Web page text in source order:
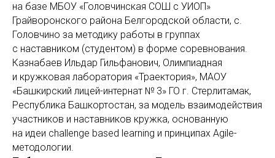
на базе МБОУ «Головчинская СОШ с УИОП»
Грайворонского района Белгородской области, с.
Головчино за методику работы в группах
с наставником (студентом) в форме соревнования.
Казнабаев Ильдар Гильфанович, Олимпиадная
и кружковая лаборатория «Траектория», МАОУ
«Башкирский лицей-интернат № 3» ГО г. Стерлитамак,
Республика Башкортостан, за модель взаимодействия
участников и наставников кружка, основанную
на идеи challenge based learning и принципах Agile-
методологии.